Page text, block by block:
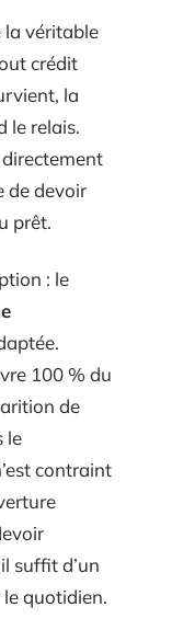
la véritable
crédit
la
le relais.
directement
de devoir
prêt.
: le
100 % du
de
le
contraint
suffit d’un
quotidien.